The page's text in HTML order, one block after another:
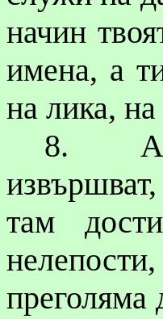
начин
имена, а
на лика,
8.
там
преголяма